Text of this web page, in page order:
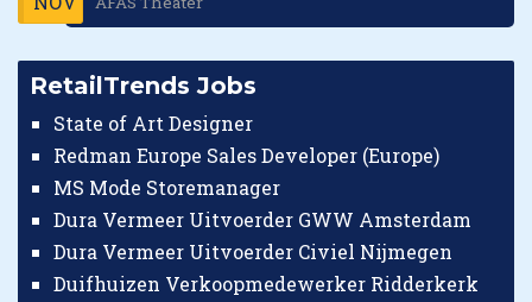
RetailTrends Jobs
State of Art Designer
Redman Europe Sales Developer (Europe)
MS Mode Storemanager
Dura Vermeer Uitvoerder GWW Amsterdam
Dura Vermeer Uitvoerder Civiel Nijmegen
Duifhuizen Verkoopmedewerker Ridderkerk